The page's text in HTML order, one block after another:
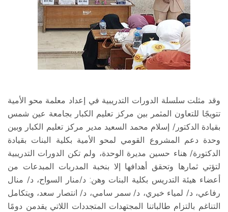
وقد مثلت سلسلة الدورات التدريبية في إعداد معلمة محو الأمية
تتويجًا للتعاون المثمر بين مركز تعليم الكبار بجامعة عين شمس
بقيادة الدكتور/ إسلام محمد السعيد مدير مركز تعليم الكبار وبين
وحدة دعم المشروع القومي لمحو الأمية بكلية البنات بقيادة
الدكتورة/ هناء حسين مديرة الوحدة، ولم تكن الدورات التدريبية
لتؤتي ثمارها وتحقق أهدافها إلا بنخبة المدربات المبدعات من
أعضاء هيئة التدريس بكلية البنات وهن: د/منار السواح، د/ منال
رفاعي، د/ لمياء خيري، د/ سمر سامي، د/ انتصار سعد، ويتكامل
التناغم بالتزام طالباتنا المجتهدات المتجددات اللاتي يقدمن دومًا